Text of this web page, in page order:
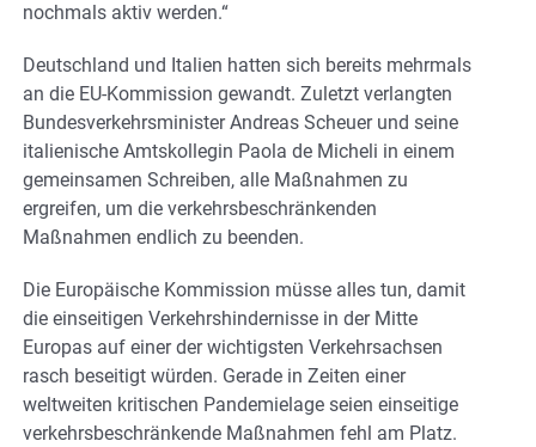
nochmals aktiv werden.“
Deutschland und Italien hatten sich bereits mehrmals
an die EU-Kommission gewandt. Zuletzt verlangten
Bundesverkehrsminister Andreas Scheuer und seine
italienische Amtskollegin Paola de Micheli in einem
gemeinsamen Schreiben, alle Maßnahmen zu
ergreifen, um die verkehrsbeschränkenden
Maßnahmen endlich zu beenden.
Die Europäische Kommission müsse alles tun, damit
die einseitigen Verkehrshindernisse in der Mitte
Europas auf einer der wichtigsten Verkehrsachsen
rasch beseitigt würden. Gerade in Zeiten einer
weltweiten kritischen Pandemielage seien einseitige
verkehrsbeschränkende Maßnahmen fehl am Platz.